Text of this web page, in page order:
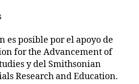
es posible por el apoyo de
for the Advancement of
y del Smithsonian
Research and Education.